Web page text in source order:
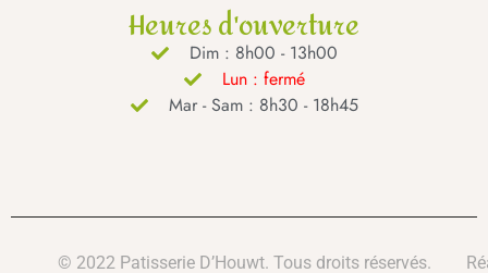
Heures d'ouverture
Dim : 8h00 - 13h00
Lun : fermé
Mar - Sam : 8h30 - 18h45
© 2022 Patisserie D’Houwt. Tous droits réservés.